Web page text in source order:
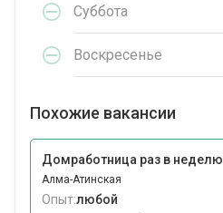
Суббота
Воскресенье
Похожие вакансии
Домработница раз в неделю
Алма-Атинская
Опыт:любой